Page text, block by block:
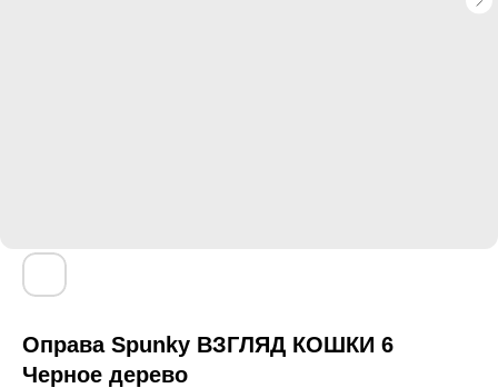
Оправа Spunky ВЗГЛЯД КОШКИ 6
Черное дерево